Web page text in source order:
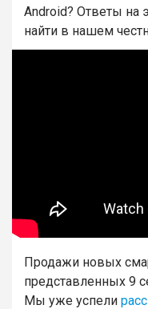
Android? Ответы на
найти в нашем
Продажи новых
представленных 9
Мы уже успели